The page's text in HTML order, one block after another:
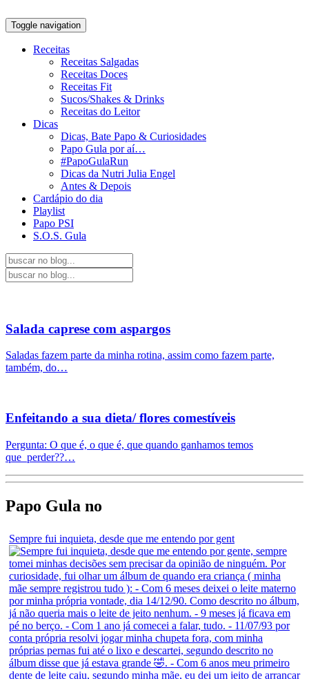
Toggle navigation
Receitas
Receitas Salgadas
Receitas Doces
Receitas Fit
Sucos/Shakes & Drinks
Receitas do Leitor
Dicas
Dicas, Bate Papo & Curiosidades
Papo Gula por aí…
#PapoGulaRun
Dicas da Nutri Julia Engel
Antes & Depois
Cardápio do dia
Playlist
Papo PSI
S.O.S. Gula
Salada caprese com aspargos
Saladas fazem parte da minha rotina, assim como fazem parte,
também, do…
Enfeitando a sua dieta/ flores comestíveis
Pergunta: O que é, o que é, que quando ganhamos temos
que perder??…
Papo Gula no
Sempre fui inquieta, desde que me entendo por gent